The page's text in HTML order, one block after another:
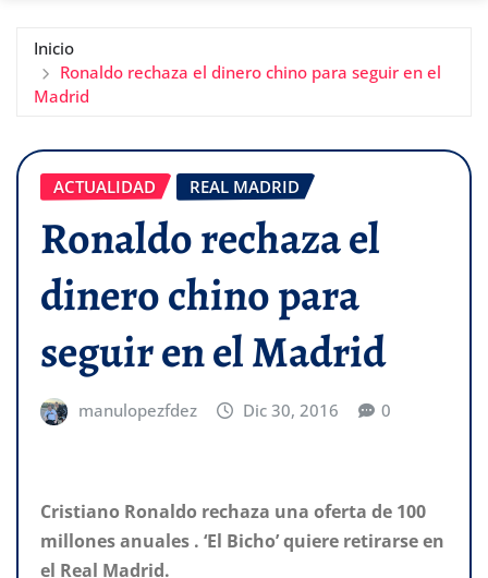
Inicio
Ronaldo rechaza el dinero chino para seguir en el
Madrid
ACTUALIDAD REAL MADRID
Ronaldo rechaza el
dinero chino para
seguir en el Madrid
manulopezfdez Dic 30, 2016 0
Cristiano Ronaldo rechaza una oferta de 100
millones anuales . ‘El Bicho’ quiere retirarse en
el Real Madrid.